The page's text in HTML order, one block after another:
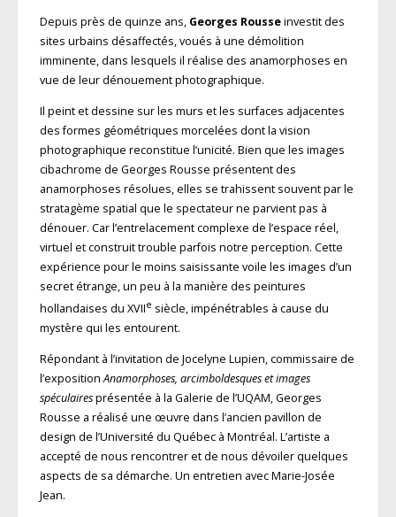
Depuis près de quinze ans, Georges Rousseinvestit des
sites urbains désaffectés, voués à une démolition
imminente, dans lesquels il réalise des anamorphoses en
vue de leur dénouement photographique.
Il peint et dessine sur les murs et les surfaces adjacentes
des formes géométriques morcelées dont la vision
photographique reconstitue l’unicité. Bien que les images
cibachrome de Georges Rousse présentent des
anamorphoses résolues, elles se trahissent souvent par le
stratagème spatial que le spectateur ne parvient pas à
dénouer. Car l’entrelacement complexe de l’espace réel,
virtuel et construit trouble parfois notre perception. Cette
expérience pour le moins saisissante voile les images d’un
secret étrange, un peu à la manière des peintures
hollandaises du XVIIe siècle, impénétrables à cause du
mystère qui les entourent.
Répondant à l’invitation de Jocelyne Lupien, commissaire de
l’expositionAnamorphoses, arcimboldesques et images
spéculairesprésentée à la Galerie de l’UQAM, Georges
Rousse a réalisé une œuvre dans l’ancien pavillon de
design de l’Université du Québec à Montréal. L’artiste a
accepté de nous rencontrer et de nous dévoiler quelques
aspects de sa démarche. Un entretien avec Marie-Josée
Jean.